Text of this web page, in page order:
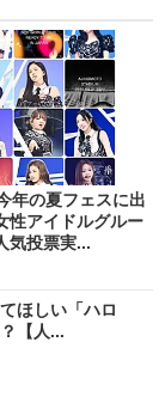
年の夏フェスに出
性アイドルグルー
気投票実...
ほしい「ハロ
【人...